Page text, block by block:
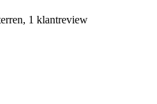
1 klantreview